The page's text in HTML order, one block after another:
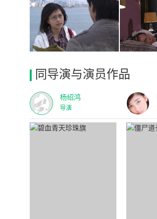
同导演与演员作品
杨绍鸿
导演